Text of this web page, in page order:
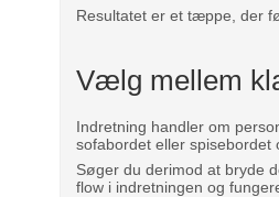
Resultatet er et tæppe, der
Vælg mellem
Indretning handler om
sofabordet eller spisebordet
Søger du derimod at bryde
flow i indretningen og